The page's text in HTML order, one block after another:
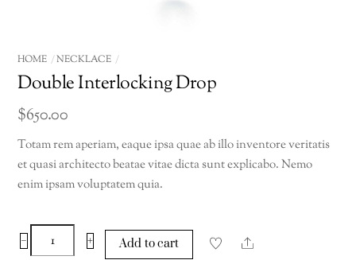
HOME NECKLACE
Double Interlocking Drop
$650.00
Totam rem aperiam, eaque ipsa quae ab illo inventore veritatis
et quasi architecto beatae vitae dicta sunt explicabo. Nemo
enim ipsam voluptatem quia.
−
Interlocking
+ Add to cart Share